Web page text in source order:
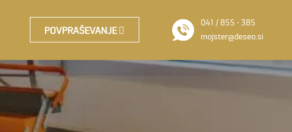
POVPRAŠEVANJE
041 / 855 - 385
mojster@deseo.si